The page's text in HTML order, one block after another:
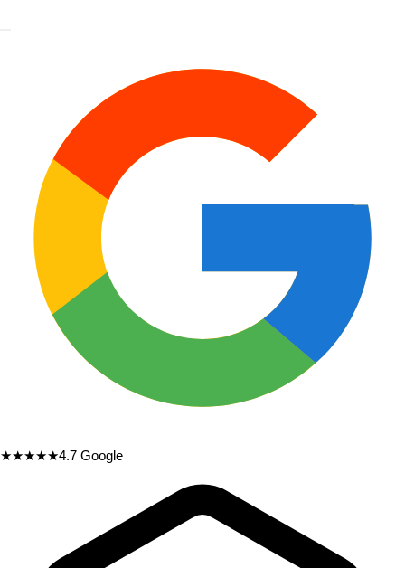
★★★★★4.7 Google